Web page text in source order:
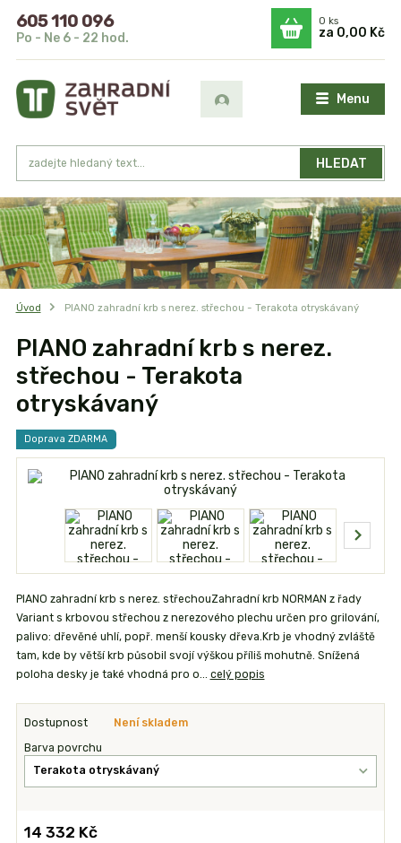
Menu
HLEDAT
605 110 096
Po - Ne 6 - 22 hod.
0ks
za 0,00 Kč
Úvod PIANO zahradní krb s nerez. střechou - Terakota otryskávaný
PIANO zahradní krb s nerez.
střechou - Terakota
otryskávaný
Doprava ZDARMA
PIANO zahradní krb s nerez. střechouZahradní krb NORMAN z řady
Variant s krbovou střechou z nerezového plechu určen pro grilování,
palivo: dřevěné uhlí, popř. menší kousky dřeva.Krb je vhodný zvláště
tam, kde by větší krb působil svojí výškou příliš mohutně. Snížená
poloha desky je také vhodná pro o... celý popis
Dostupnost Není skladem
Barva povrchu
14 332 Kč